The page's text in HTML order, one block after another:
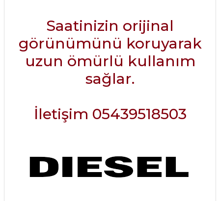
Saatinizin orijinal
görünümünü koruyarak
uzun ömürlü kullanım
sağlar.
İletişim 05439518503